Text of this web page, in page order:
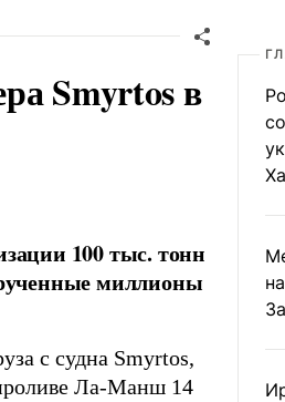
Smyrtos в
100 тыс. тонн
миллионы
с судна Smyrtos,
Ла-Манш 14